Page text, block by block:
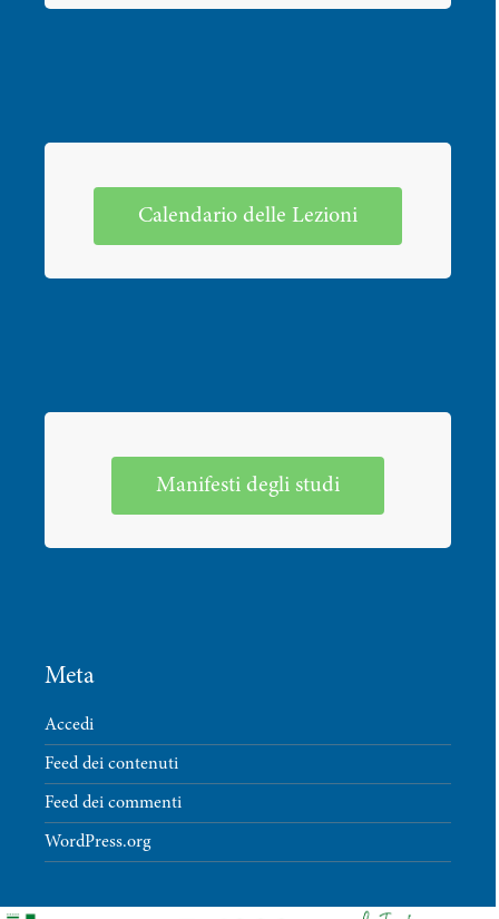
Calendario delle Lezioni
Manifesti degli studi
Meta
Accedi
Feed dei contenuti
Feed dei commenti
WordPress.org